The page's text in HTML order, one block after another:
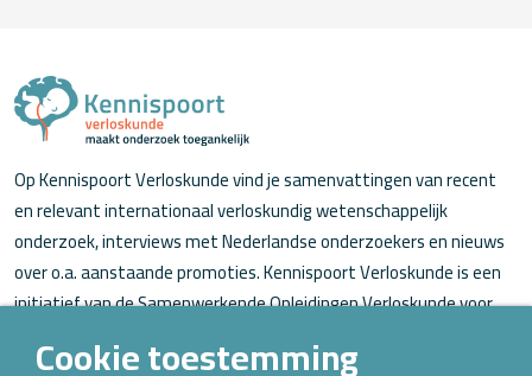
Op Kennispoort Verloskunde vind je samenvattingen van recent
en relevant internationaal verloskundig wetenschappelijk
onderzoek, interviews met Nederlandse onderzoekers en nieuws
over o.a. aanstaande promoties. Kennispoort Verloskunde is een
initiatief van de Samenwerkende Opleidingen Verloskunde voor
Cookie toestemming